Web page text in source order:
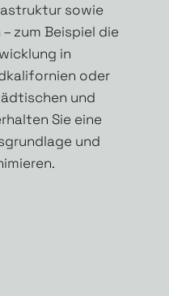
sowie
zum Beispiel die
in
oder
und
Sie eine
und